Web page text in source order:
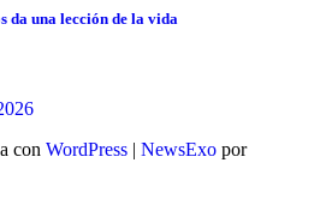
da una lección de la vida
con WordPress | NewsExo por